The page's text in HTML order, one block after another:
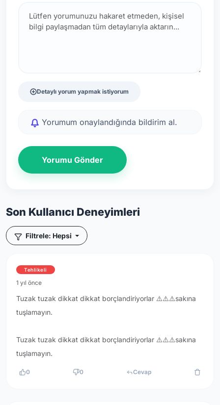
Detaylı yorum yapmak istiyorum
Yorumum onaylandığında bildirim al.
Yorumu Gönder
Son Kullanıcı Deneyimleri
Filtrele: Hepsi
Tehlikeli
1 yıl önce
Tuzak tuzak dikkat dikkat borçlandiriyorlar ⚠️⚠️⚠️sakına
tuşlamayın.
Tuzak tuzak dikkat dikkat borçlandiriyorlar ⚠️⚠️⚠️sakına
tuşlamayın.
0 0 Cevap